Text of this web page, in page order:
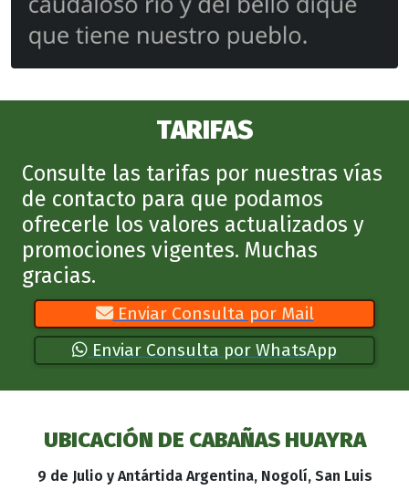
TARIFAS
Consulte las tarifas por nuestras vías
de contacto para que podamos
ofrecerle los valores actualizados y
promociones vigentes. Muchas
gracias.
Enviar Consulta por Mail
Enviar Consulta por WhatsApp
UBICACIÓN DE CABAÑAS HUAYRA
9 de Julio y Antártida Argentina, Nogolí, San Luis